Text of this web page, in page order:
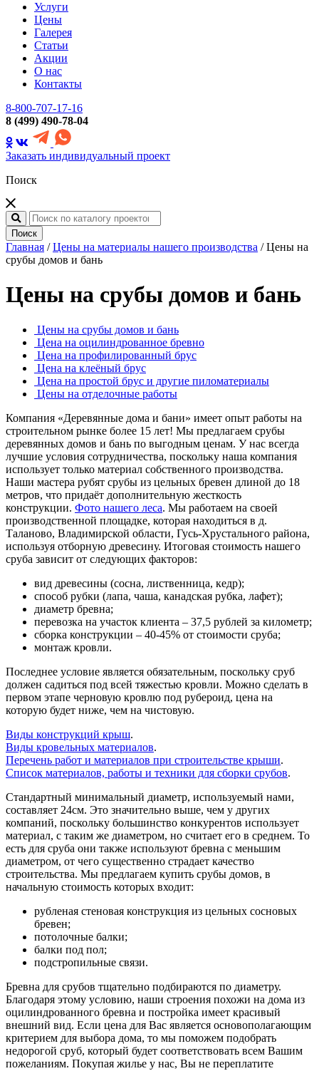
Услуги
Цены
Галерея
Статьи
Акции
О нас
Контакты
8-800-707-17-16
8 (499) 490-78-04
Заказать индивидуальный проект
Поиск
Поиск
Главная /Цены на материалы нашего производства /Цены на
срубы домов и бань
Цены на срубы домов и бань
Цены на срубы домов и бань
Цена на оцилиндрованное бревно
Цена на профилированный брус
Цена на клеёный брус
Цена на простой брус и другие пиломатериалы
Цены на отделочные работы
Компания «Деревянные дома и бани» имеет опыт работы на
строительном рынке более 15 лет! Мы предлагаем срубы
деревянных домов и бань по выгодным ценам. У нас всегда
лучшие условия сотрудничества, поскольку наша компания
использует только материал собственного производства.
Наши мастера рубят срубы из цельных бревен длиной до 18
метров, что придаёт дополнительную жесткость
конструкции. Фото нашего леса. Мы работаем на своей
производственной площадке, которая находиться в д.
Таланово, Владимирской области, Гусь-Хрустального района,
используя отборную древесину. Итоговая стоимость нашего
сруба зависит от следующих факторов:
вид древесины (сосна, лиственница, кедр);
способ рубки (лапа, чаша, канадская рубка, лафет);
диаметр бревна;
перевозка на участок клиента – 37,5 рублей за километр;
сборка конструкции – 40-45% от стоимости сруба;
монтаж кровли.
Последнее условие является обязательным, поскольку сруб
должен садиться под всей тяжестью кровли. Можно сделать в
первом этапе черновую кровлю под рубероид, цена на
которую будет ниже, чем на чистовую.
Виды конструкций крыш.
Виды кровельных материалов.
Перечень работ и материалов при строительстве крыши.
Список материалов, работы и техники для сборки срубов.
Стандартный минимальный диаметр, используемый нами,
составляет 24см. Это значительно выше, чем у других
компаний, поскольку большинство конкурентов использует
материал, с таким же диаметром, но считает его в среднем. То
есть для сруба они также используют бревна с меньшим
диаметром, от чего существенно страдает качество
строительства. Мы предлагаем купить срубы домов, в
начальную стоимость которых входит:
рубленая стеновая конструкция из цельных сосновых
бревен;
потолочные балки;
балки под пол;
подстропильные связи.
Бревна для срубов тщательно подбираются по диаметру.
Благодаря этому условию, наши строения похожи на дома из
оцилиндрованного бревна и постройка имеет красивый
внешний вид. Если цена для Вас является основополагающим
критерием для выбора дома, то мы поможем подобрать
недорогой сруб, который будет соответствовать всем Вашим
пожеланиям. Покупая жилье у нас, Вы не переплатите